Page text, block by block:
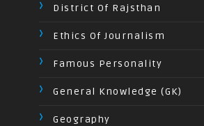
District Of Rajsthan
Ethics Of Journalism
Famous Personality
General Knowledge (GK)
Geography